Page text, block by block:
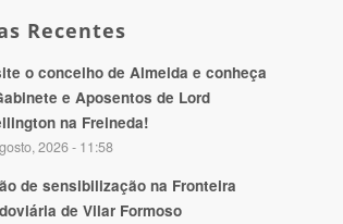
Recentes
o concelho de Almeida e conheça
e Aposentos de Lord
na Freineda!
2026 - 11:58
de sensibilização na Fronteira
de Vilar Formoso